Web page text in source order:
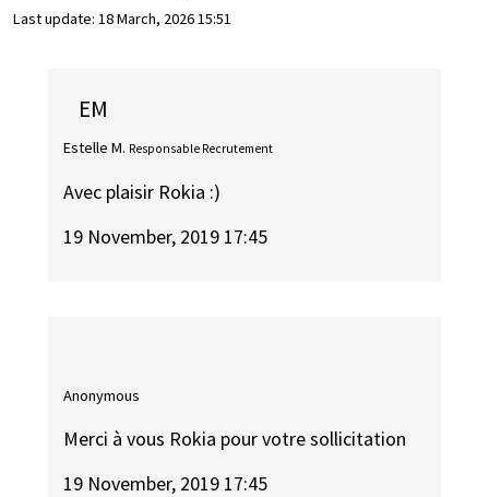
Last update: 18 March, 2026 15:51
EM
Estelle M. Responsable Recrutement
Avec plaisir Rokia :)
19 November, 2019 17:45
Anonymous
Merci à vous Rokia pour votre sollicitation
19 November, 2019 17:45